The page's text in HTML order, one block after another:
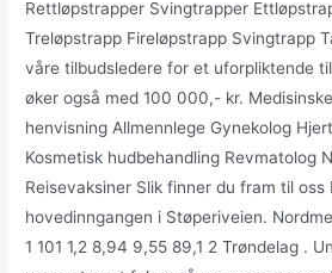
Rettløpstrapper Svingtrapper
Treløpstrapp Fireløpstrapp Svingtrapp
våre tilbudsledere for et uforpliktende
øker også med 100 000,- kr.
henvisning Allmennlege Gynekolog
Kosmetisk hudbehandling Revmatolog
Reisevaksiner Slik finner du fram til
hovedinngangen i Støperiveien.
1 101 1,2 8,94 9,55 89,1 2 Trøndelag .